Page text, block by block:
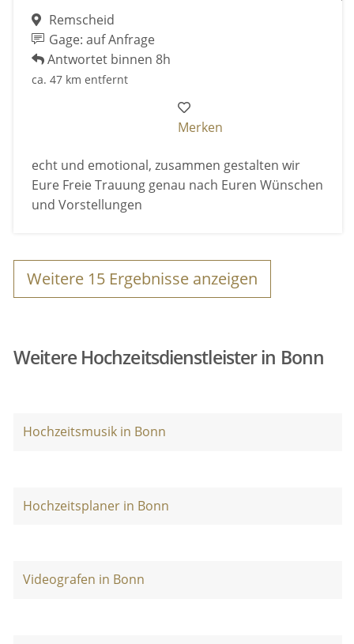
Remscheid
Gage: auf Anfrage
Antwortet binnen 8h
ca. 47 km entfernt
Merken
echt und emotional, zusammen gestalten wir
Eure Freie Trauung genau nach Euren Wünschen
und Vorstellungen
Weitere 15 Ergebnisse anzeigen
Weitere Hochzeitsdienstleister in Bonn
Hochzeitsmusik in Bonn
Hochzeitsplaner in Bonn
Videografen in Bonn